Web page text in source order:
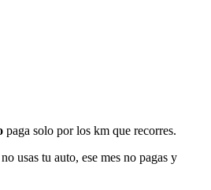
paga solo por los km que recorres.
usas tu auto, ese mes no pagas y